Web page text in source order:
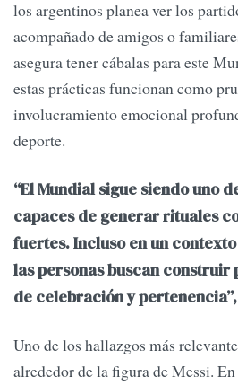
los argentinos planea ver los
acompañado de amigos o
asegura tener cábalas para este
estas prácticas funcionan como
involucramiento emocional
deporte.
“El Mundial sigue siendo uno
capaces de generar rituales
fuertes. Incluso en un
las personas buscan construir
de celebración y pertenencia”,
Uno de los hallazgos más
alrededor de la figura de Messi.